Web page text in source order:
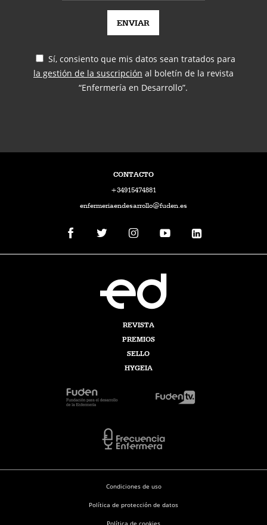
Sí, consiento que mis datos sean tratados para
la gestión de la suscripción al boletín de la revista
“Enfermería en Desarrollo”.
CONTACTO
+34915474881
enfermeriaendesarrollo@fuden.es
REVISTA
PREMIOS
SELLO
HYGEIA
Condiciones de uso
Política de protección de datos